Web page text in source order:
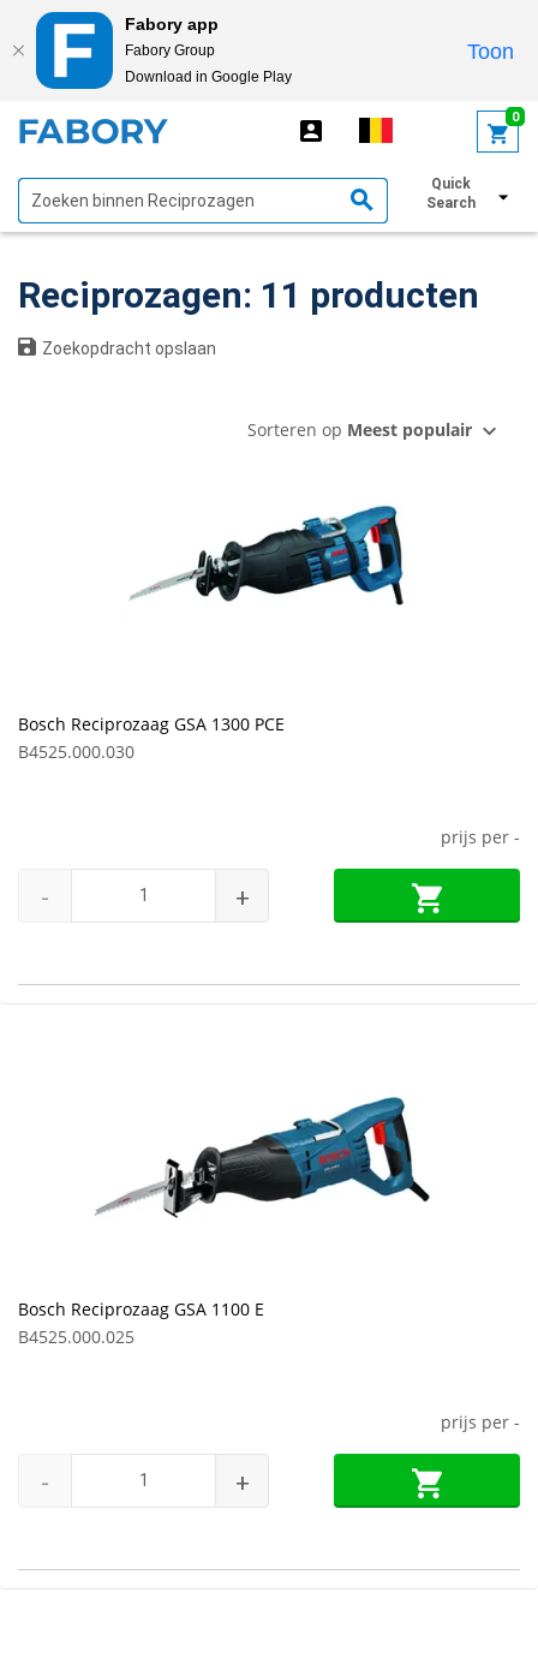
Fabory app
Fabory Group
Download in Google Play
Toon
0
Quick
Search
Toon filters
Reciprozagen: 11 producten
Zoekopdracht opslaan
Sorteren op Meest populair
Bosch Reciprozaag GSA 1300 PCE
B4525.000.030
prijs per -
- +
Bosch Reciprozaag GSA 1100 E
B4525.000.025
prijs per -
- +